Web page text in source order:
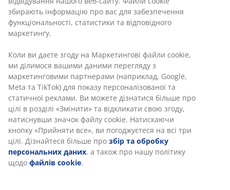
Артикул: 3600634
Інструкція по збірці
Характеристики
Відгуки
(455)
Доставка
В JYSK ми використовуємо файли cookie та мобільні
ідентифікатори, щоб забезпечити вам комфортне
відвідування нашого веб-сайту. Файли cookie збирають
інформацію про вас для забезпечення
функціональності, статистики та відповідного
маркетингу.
Коли ви даєте згоду на Маркетингові файли cookie, ми
ділимося вашими даними перегляду з маркетинговими
партнерами (наприклад, Google, Meta та TikTok) для
показу персоналізованої та статичної реклами. Ви
можете дізнатися більше про цілі в розділі «Змінити» та
відкликати свою згоду, натиснувши значок файлу cookie.
Натискаючи кнопку «Прийняти все», ви погоджуєтеся на
всі три цілі. Дізнайтеся більше про